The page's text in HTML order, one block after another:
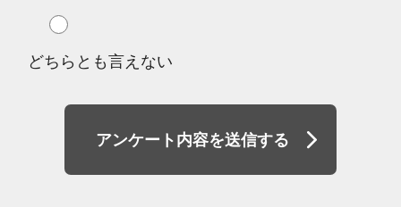
どちらとも言えない
アンケート内容を送信する